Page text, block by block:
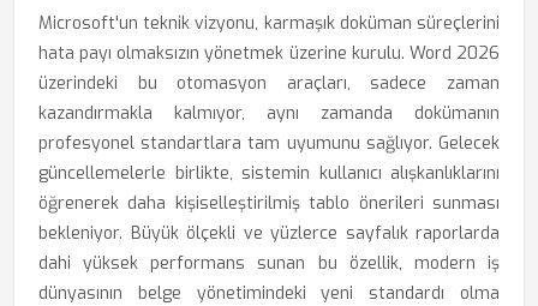
Microsoft'un teknik vizyonu, karmaşık doküman süreçlerini
hata payı olmaksızın yönetmek üzerine kurulu. Word 2026
üzerindeki bu otomasyon araçları, sadece zaman
kazandırmakla kalmıyor, aynı zamanda dokümanın
profesyonel standartlara tam uyumunu sağlıyor. Gelecek
güncellemelerle birlikte, sistemin kullanıcı alışkanlıklarını
öğrenerek daha kişiselleştirilmiş tablo önerileri sunması
bekleniyor. Büyük ölçekli ve yüzlerce sayfalık raporlarda
dahi yüksek performans sunan bu özellik, modern iş
dünyasının belge yönetimindeki yeni standardı olma